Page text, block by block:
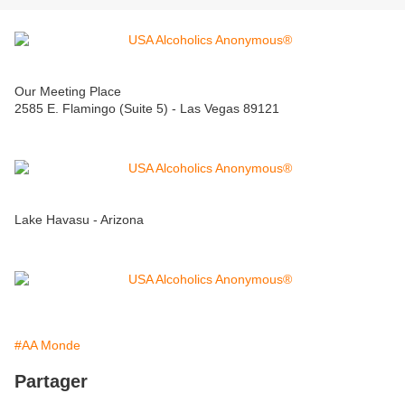
Our Meeting Place
2585 E. Flamingo (Suite 5) - Las Vegas 89121
Lake Havasu - Arizona
#AA Monde
Partager